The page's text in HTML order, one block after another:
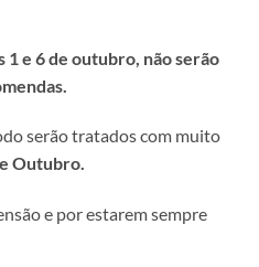
1 e 6 de outubro, não serão
serão tratados com muito
Outubro.
e por estarem sempre